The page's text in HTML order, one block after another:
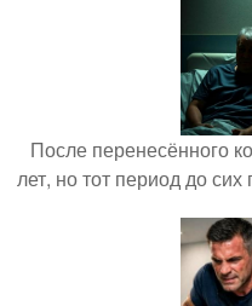
После перенесённого
лет, но тот период до